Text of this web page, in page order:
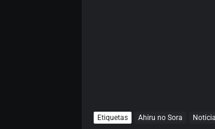
Etiquetas Ahiru no Sora